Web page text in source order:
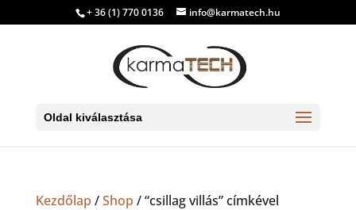
+ 36 (1) 770 0136 info@karmatech.hu
Oldal kiválasztása
Kezdőlap /Shop / “csillag villás” címkével